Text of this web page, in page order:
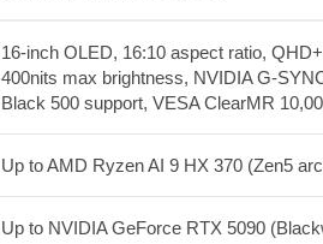
16-inch OLED, 16:10 aspect ratio,
400nits max brightness, NVIDIA G-
Black 500 support, VESA ClearMR
Up to AMD Ryzen AI 9 HX 370 (Zen5
Up to NVIDIA GeForce RTX 5090